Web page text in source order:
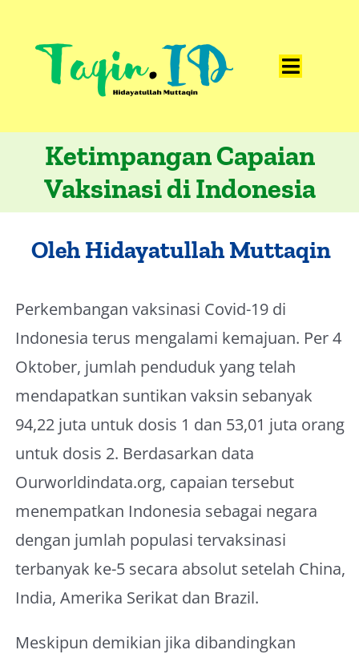
content
Toggle
Catatan
Artikel
Data
About Me
Ketimpangan Capaian
Vaksinasi di Indonesia
Oleh Hidayatullah Muttaqin
Perkembangan vaksinasi Covid-19 di
Indonesia terus mengalami kemajuan. Per 4
Oktober, jumlah penduduk yang telah
mendapatkan suntikan vaksin sebanyak
94,22 juta untuk dosis 1 dan 53,01 juta orang
untuk dosis 2. Berdasarkan data
Ourworldindata.org, capaian tersebut
menempatkan Indonesia sebagai negara
dengan jumlah populasi tervaksinasi
terbanyak ke-5 secara absolut setelah China,
India, Amerika Serikat dan Brazil.
Meskipun demikian jika dibandingkan